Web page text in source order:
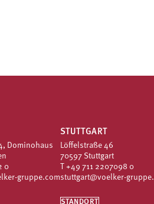
Dominohaus
0
gruppe.com
STUTTGART
Löffelstraße 46
70597 Stuttgart
T +49 711 2207098 0
stuttgart@voelker-
STANDORT